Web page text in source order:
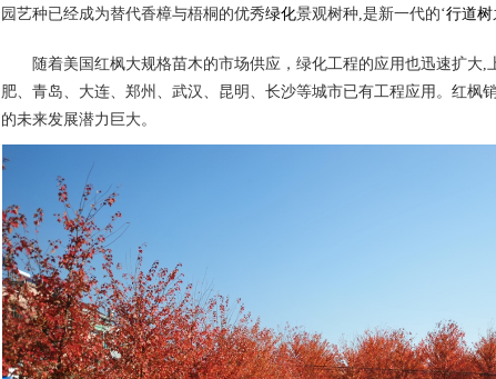
园艺种已经成为替代香樟与梧桐的优秀绿化景观树种,是新一代的‘行道树
随着美国红枫大规格苗木的市场供应，绿化工程的应用也迅速扩大,
肥、青岛、大连、郑州、武汉、昆明、长沙等城市已有工程应用。红枫
的未来发展潜力巨大。